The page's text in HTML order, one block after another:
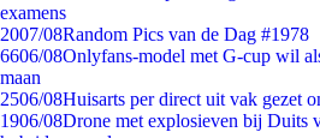
examens
2007/08Random Pics van de Dag #1978
6606/08Onlyfans-model met G-cup wil
maan
2506/08Huisarts per direct uit vak gezet
1906/08Drone met explosieven bij Duits